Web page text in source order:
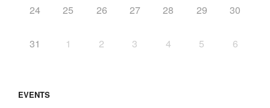
24 25 26 27 28 29 30
31 1 2 3 4 5 6
EVENTS